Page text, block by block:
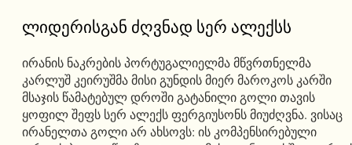
ლიდერისგან ძღვნად სერ ალექსს
ირანის ნაკრების პორტუგალიელმა მწვრთნელმა
კარლუშ კეირუშმა მისი გუნდის მიერ მაროკოს კარში
მსაჯის წამატებულ დროში გატანილი გოლი თავის
ყოფილ შეფს სერ ალექს ფერგიუსონს მიუძღვნა. ვისაც
ირანელთა გოლი არ ახსოვს: ის კომპენსირებული